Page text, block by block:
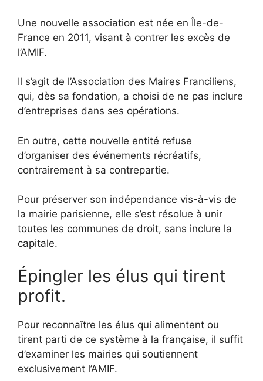
Une nouvelle association est née en Île-de-
France en 2011, visant à contrer les excès de
l’AMIF.
Il s’agit de l’Association des Maires Franciliens,
qui, dès sa fondation, a choisi de ne pas inclure
d’entreprises dans ses opérations.
En outre, cette nouvelle entité refuse
d’organiser des événements récréatifs,
contrairement à sa contrepartie.
Pour préserver son indépendance vis-à-vis de
la mairie parisienne, elle s’est résolue à unir
toutes les communes de droit, sans inclure la
capitale.
Épingler les élus qui tirent
profit.
Pour reconnaître les élus qui alimentent ou
tirent parti de ce système à la française, il suffit
d’examiner les mairies qui soutiennent
exclusivement l’AMIF.